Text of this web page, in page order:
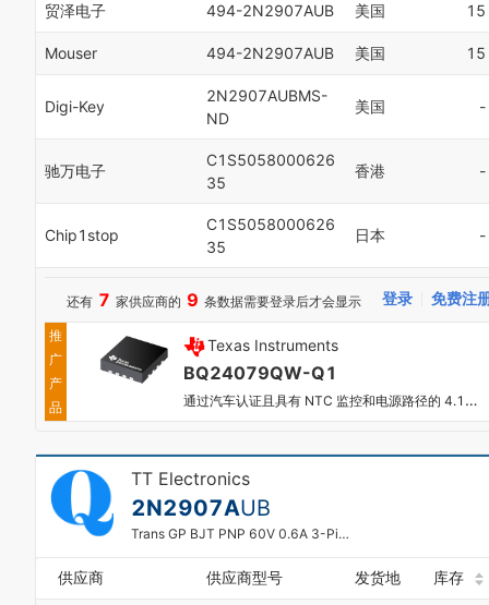
贸泽电子 494-2N2907AUB 美国 15
Mouser 494-2N2907AUB 美国 15
Digi-Key
2N2907AUBMS-
ND
美国 -
驰万电子
C1S5058000626
35
香港 -
Chip1stop
C1S5058000626
35
日本 -
还有 7 家供应商的 9 条数据需要登录后才会显示 登录 免费注
推
广
产
品
Texas Instruments
BQ24079QW-Q1
通过汽车认证且具有 NTC 监控和电源路径的 4.1V 电池电压锂离子电池充电器
TT Electronics
2N2907AUB
Trans GP BJT PNP 60V 0.6A 3-Pin CSMD
供应商 供应商型号 发货地 库存